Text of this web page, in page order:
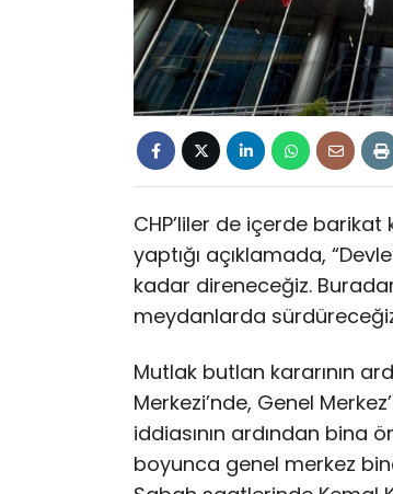
CHP’liler de içerde barikat
yaptığı açıklamada,
kadar direneceğiz.
meydanlarda
Mutlak butlan kararının
Merkezi’nde, Genel
iddiasının ardından bina
boyunca genel merkez